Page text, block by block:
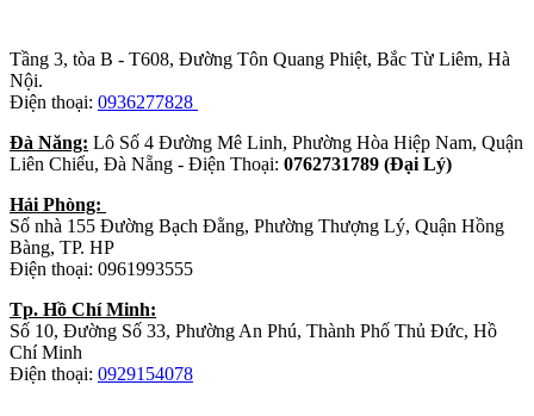
Tầng 3, tòa B - T608, Đường Tôn Quang Phiệt, Bắc Từ Liêm, Hà
Nội.
Điện thoại: 0936277828
Đà Năng: Lô Số 4 Đường Mê Linh, Phường Hòa Hiệp Nam, Quận
Liên Chiểu, Đà Nẵng - Điện Thoại: 0762731789 (Đại Lý)
Hải Phòng:
Số nhà 155 Đường Bạch Đằng, Phường Thượng Lý, Quận Hồng
Bàng, TP. HP
Điện thoại: 0961993555
Tp. Hồ Chí Minh:
Số 10, Đường Số 33, Phường An Phú, Thành Phố Thủ Đức, Hồ
Chí Minh
Điện thoại: 0929154078